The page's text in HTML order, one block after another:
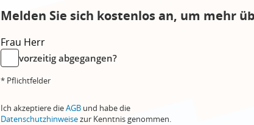
Melden Sie sich kostenlos an, um mehr
Frau Herr
vorzeitig abgegangen?
* Pflichtfelder
Ich akzeptiere dieAGB und habe die
Datenschutzhinweisezur Kenntnis genommen.